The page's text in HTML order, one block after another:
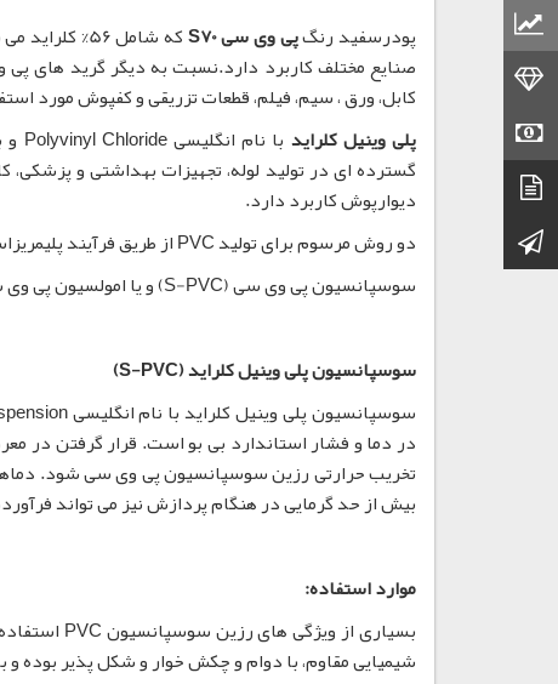
قیمت طلا
قیمت سکه
دیتاشیت
کانال تلگرام
پودرسفید رنگپی وی سی S70
که شامل
صنایع مختلف کاربرد دارد.نسبت به دیگر گرید های
کابل، ورق ، سیم، فیلم، قطعات تزریقی و کفپوش مورد
پلی وینیل کلراید
گسترده ای در تولید لوله، تجهیزات بهداشتی و
دیوارپوش کاربرد دارد.
دو روش مرسوم برای تولید PVC از طریق فرآیند پلیمریزاسیون عبارتند از:
سوسپانسیون پی وی سی (S-PVC) و یا امولسیون پی وی سی (E-PVC)
سوسپانسیون پلی وینیل کلراید (S-PVC)
بیش از حد گرمایی در هنگام پردازش نیز می تواند
موارد استفاده:
شیمیایی مقاوم، با دوام و چکش خوار و شکل پذیر بوده و